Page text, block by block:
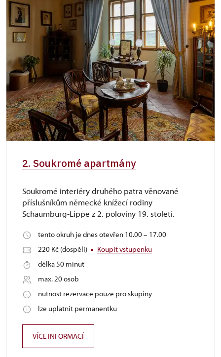
příslušníci)
zdarma
Průkaz Náš člověk (pouze držitel) zdarma
2. Soukromé apartmány
Soukromé interiéry druhého patra věnované
příslušníkům německé knížecí rodiny
Schaumburg-Lippe z 2. poloviny 19. století.
tento okruh je dnes otevřen 10.00 – 17.00
220 Kč (dospělí)
Koupit vstupenku
délka 50 minut
max. 20 osob
nutnost rezervace pouze pro skupiny
lze uplatnit permanentku
VÍCE INFORMACÍ